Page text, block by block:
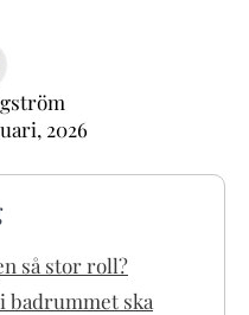
2026
så stor roll?
badrummet ska